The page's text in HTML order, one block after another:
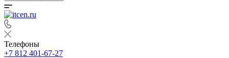
Телефоны
+7 812 401-67-27